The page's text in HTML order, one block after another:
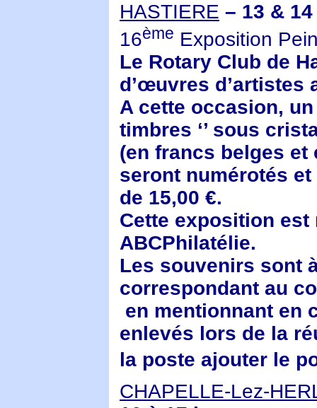
HASTIERE – 13 &
16ème Exposition
Le Rotary Club de
d’œuvres d’artistes
A cette occasion,
timbres ‘’ sous
(en francs belges
seront numérotés
de 15,00 €.
Cette exposition
ABCPhilatélie.
Les souvenirs sont
correspondant au
en mentionnant en
enlevés lors de la
la poste ajouter le
CHAPELLE-Lez-